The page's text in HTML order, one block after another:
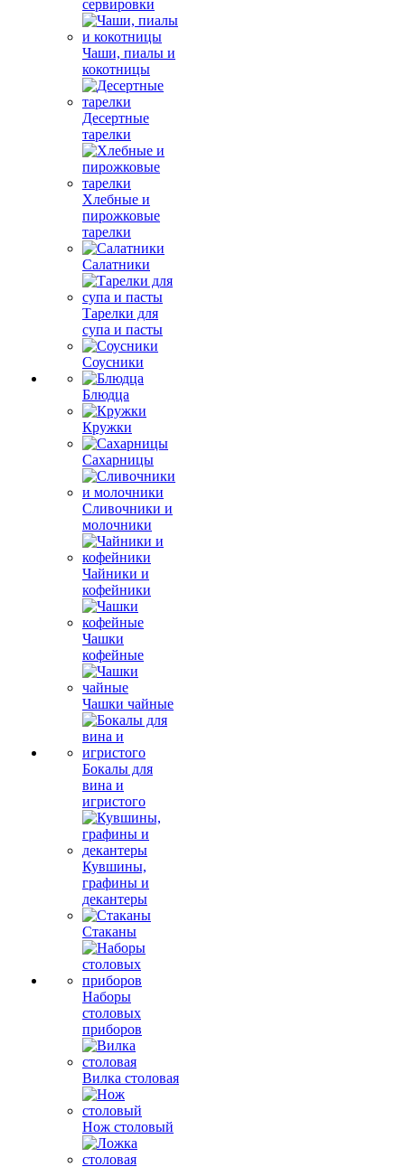
сервировки
Чаши, пиалы и
кокотницы
Десертные
тарелки
Хлебные и
пирожковые
тарелки
Салатники
Тарелки для
супа и пасты
Соусники
Блюдца
Кружки
Сахарницы
Сливочники и
молочники
Чайники и
кофейники
Чашки
кофейные
Чашки чайные
Бокалы для
вина и
игристого
Кувшины,
графины и
декантеры
Стаканы
Наборы
столовых
приборов
Вилка столовая
Нож столовый